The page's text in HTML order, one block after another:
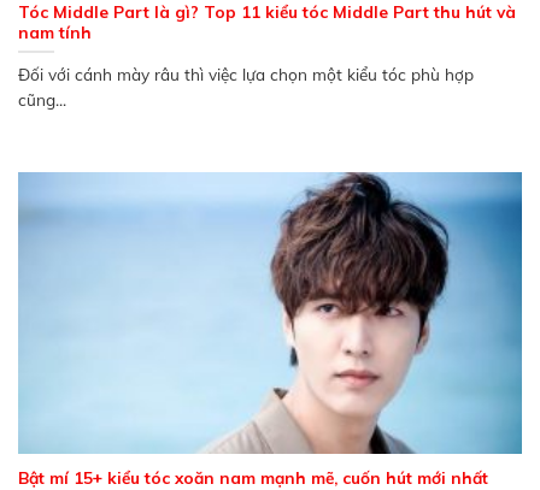
Tóc Middle Part là gì? Top 11 kiểu tóc Middle Part thu hút và
nam tính
Đối với cánh mày râu thì việc lựa chọn một kiểu tóc phù hợp
cũng...
Bật mí 15+ kiểu tóc xoăn nam mạnh mẽ, cuốn hút mới nhất